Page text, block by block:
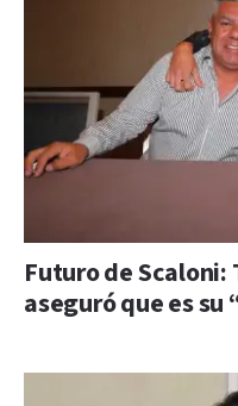
Futuro de
aseguró que es su